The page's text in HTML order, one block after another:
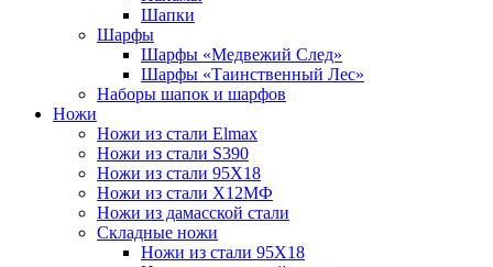
Шапки
Шарфы
Шарфы «Медвежий След»
Шарфы «Таинственный Лес»
Наборы шапок и шарфов
Ножи
Ножи из стали Elmax
Ножи из стали S390
Ножи из стали 95X18
Ножи из стали Х12МФ
Ножи из дамасской стали
Складные ножи
Ножи из стали 95X18